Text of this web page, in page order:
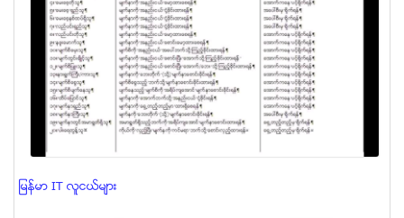
ျမန္မာ IT လူငယ္မ်ား